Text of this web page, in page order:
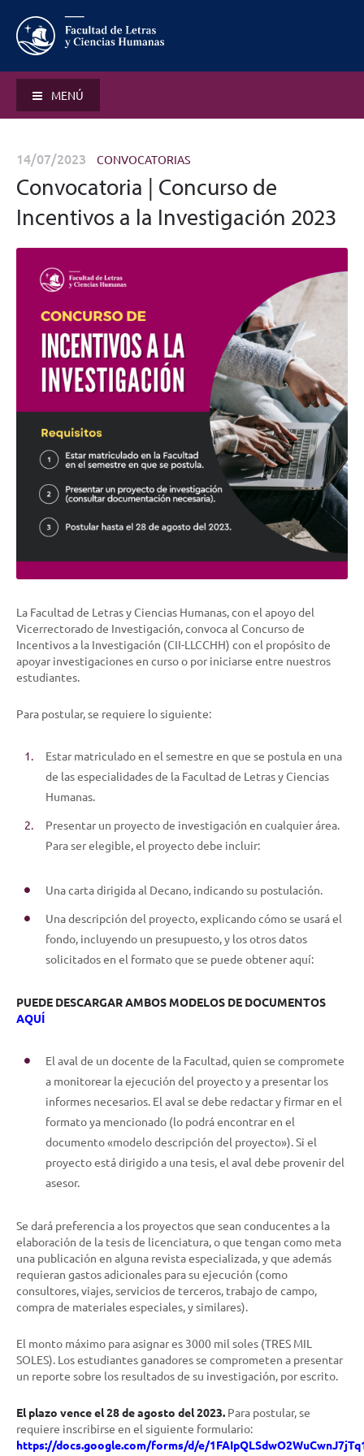
MENÚ
14/07/2023 CONVOCATORIAS
Convocatoria | Concurso de
Incentivos a la Investigación 2023
La Facultad de Letras y Ciencias Humanas, con el apoyo del
Vicerrectorado de Investigación, convoca al Concurso de
Incentivos a la Investigación (CII-LLCCHH) con el propósito de
apoyar investigaciones en curso o por iniciarse entre nuestros
estudiantes.
Para postular, se requiere lo siguiente:
Estar matriculado en el semestre en que se postula en una
de las especialidades de la Facultad de Letras y Ciencias
Humanas.
Presentar un proyecto de investigación en cualquier área.
Para ser elegible, el proyecto debe incluir:
Una carta dirigida al Decano, indicando su postulación.
Una descripción del proyecto, explicando cómo se usará el
fondo, incluyendo un presupuesto, y los otros datos
solicitados en el formato que se puede obtener aquí:
PUEDE DESCARGAR AMBOS MODELOS DE DOCUMENTOS
AQUÍ
El aval de un docente de la Facultad, quien se compromete
a monitorear la ejecución del proyecto y a presentar los
informes necesarios. El aval se debe redactar y firmar en el
formato ya mencionado (lo podrá encontrar en el
documento «modelo descripción del proyecto»). Si el
proyecto está dirigido a una tesis, el aval debe provenir del
asesor.
Se dará preferencia a los proyectos que sean conducentes a la
elaboración de la tesis de licenciatura, o que tengan como meta
una publicación en alguna revista especializada, y que además
requieran gastos adicionales para su ejecución (como
consultores, viajes, servicios de terceros, trabajo de campo,
compra de materiales especiales, y similares).
El monto máximo para asignar es 3000 mil soles (TRES MIL
SOLES). Los estudiantes ganadores se comprometen a presentar
un reporte sobre los resultados de su investigación, por escrito.
El plazo vence el 28 de agosto del 2023. Para postular, se
requiere inscribirse en el siguiente formulario:
https://docs.google.com/forms/d/e/